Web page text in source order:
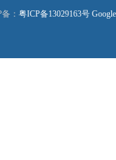
： 粤ICP备13029163号